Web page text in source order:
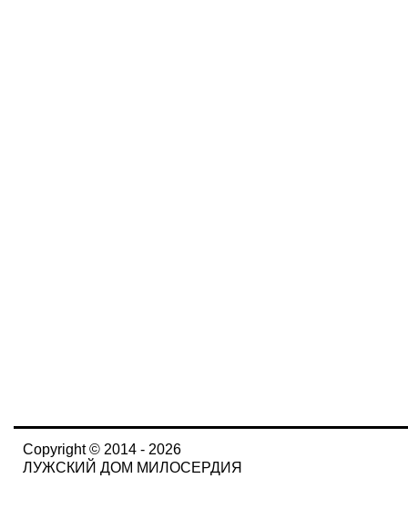
Copyright © 2014 - 2026
ЛУЖСКИЙ ДОМ МИЛОСЕРДИЯ